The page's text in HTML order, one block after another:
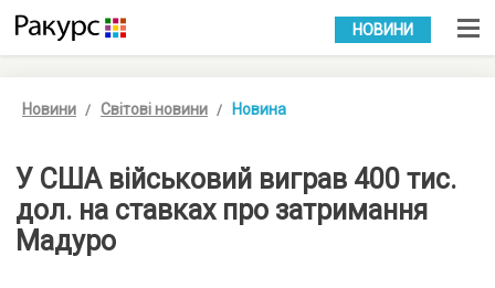
УКР РУС
НОВИНИ
Новини Світові новини Новина
У США військовий виграв 400 тис.
дол. на ставках про затримання
Мадуро